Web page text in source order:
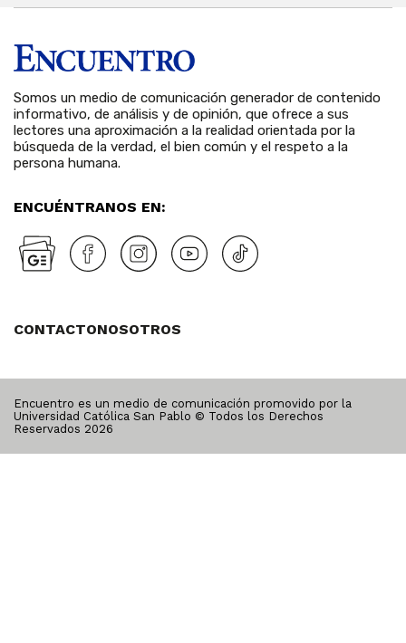
Somos un medio de comunicación generador de contenido
informativo, de análisis y de opinión, que ofrece a sus
lectores una aproximación a la realidad orientada por la
búsqueda de la verdad, el bien común y el respeto a la
persona humana.
ENCUÉNTRANOS EN:
CONTACTONOSOTROS
Encuentro es un medio de comunicación promovido por la
Universidad Católica San Pablo © Todos los Derechos
Reservados 2026